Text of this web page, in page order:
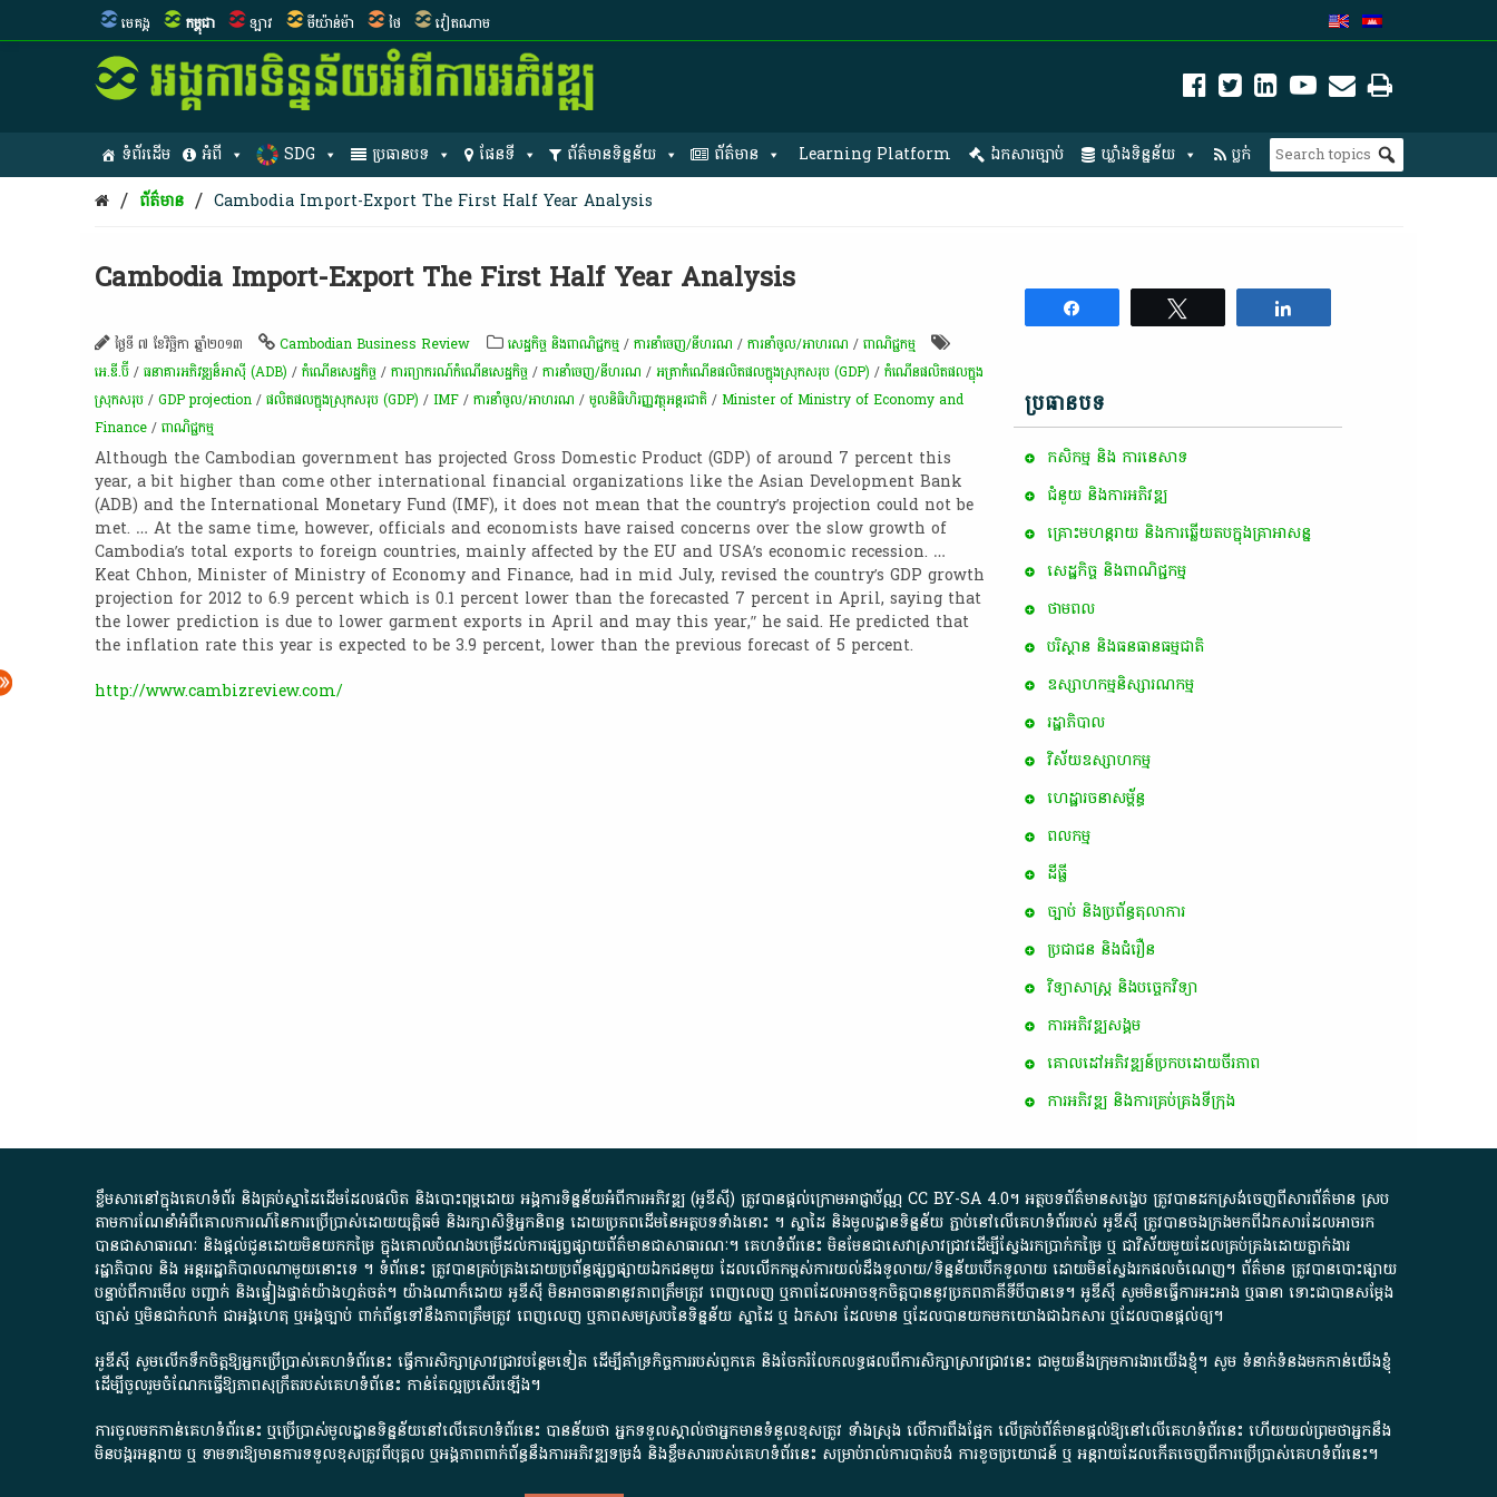
មេគង្គ កម្ពុជា ឡាវ មីយ៉ាន់ម៉ា ថៃ វៀតណាម
ទំព័រដើម អំពី SDG ប្រធានបទ ផែនទី ព័ត៌មានទិន្នន័យ ព័ត៌មាន Learning Platform ឯកសារច្បាប់ ឃ្លាំងទិន្នន័យ ប្លក់
/ ព័ត៌មាន / Cambodia Import-Export The First Half Year Analysis
Cambodia Import-Export The First Half Year Analysis
ថ្ងៃទី ៧ ខែវិច្ឆិកា ឆ្នាំ២០១៣ Cambodian Business Review សេដ្ឋកិច្ច និងពាណិជ្ជកម្ម /ការនាំចេញ/នីហរណ /ការនាំចូល/អាហរណ /ពាណិជ្ជកម្ម
អេ.ឌី.ប៊ី /ធនាគារអភិវឌ្ឍន៏អាស៊ី (ADB) /កំណើន​សេដ្ឋកិច្ច /ការព្យាករណ៍កំណើនសេដ្ឋកិច្ច /ការនាំចេញ/នីហរណ /អត្រា​កំណើន​ផលិតផល​ក្នុង​ស្រុក​សរុប​ (GDP)​ /កំណើនផលិតផលក្នុង
ស្រុកសរុប /GDP projection /ផលិតផលក្នុងស្រុកសរុប (GDP) /IMF /ការនាំចូល/អាហរណ /មូលនិធិហិរញ្ញវត្ថុអន្តរជាតិ /Minister of Ministry of Economy and
Finance /ពាណិជ្ជកម្ម
Although the Cambodian government has projected Gross Domestic Product (GDP) of around 7 percent this
year, a bit higher than come other international financial organizations like the Asian Development Bank
(ADB) and the International Monetary Fund (IMF), it does not mean that the country’s projection could not be
met. … At the same time, however, officials and economists have raised concerns over the slow growth of
Cambodia’s total exports to foreign countries, mainly affected by the EU and USA’s economic recession. …
Keat Chhon, Minister of Ministry of Economy and Finance, had in mid July, revised the country’s GDP growth
projection for 2012 to 6.9 percent which is 0.1 percent lower than the forecasted 7 percent in April, saying that
the lower prediction is due to lower garment exports in April and may this year,” he said. He predicted that
the inflation rate this year is expected to be 3.9 percent, lower than the previous forecast of 5 percent.
http://www.cambizreview.com/
ប្រធានបទ
កសិកម្ម​ និង​ ការ​នេ​សាទ​
ជំនួយ និងការអភិវឌ្ឍ
គ្រោះមហន្តរាយ និងការឆ្លើយតបក្នុងគ្រាអាសន្ន
សេដ្ឋកិច្ច និងពាណិជ្ជកម្ម
ថាមពល
បរិស្ថាន និងធនធានធម្មជាតិ
ឧស្សាហកម្មនិស្សារណកម្ម
រដ្ឋាភិបាល
វិស័យឧស្សាហកម្ម
ហេដ្ឋារចនាសម្ព័ន្ធ
ពល​កម្ម
ដីធ្លី
ច្បាប់ និងប្រព័ន្ធតុលាការ
ប្រជាជន និងជំរឿន
វិទ្យាសាស្ត្រ និងបច្ចេកវិទ្យា
ការ​អភិវឌ្ឍ​សង្គម
គោលដៅ​អភិវឌ្ឍន៍​ប្រកបដោយ​ចីរភាព
ការអភិវឌ្ឍ និងការគ្រប់គ្រងទីក្រុង
ខ្លឹមសារ​នៅ​ក្នុង​គេហទំព័រ និង​គ្រប់​ស្នា​ដៃ​ដើម​ដែល​ផលិត​ និង​បោះពុម្ព​ដោយ​ អង្គការ​ទិន្នន័យ​អំពី​ការអភិវឌ្ឍ​​ (អូ​ឌី​ស៊ី)​ ត្រូវ​បាន​ផ្តល់​ក្រោម​អាជ្ញាប័ណ្ណ​ CC BY-SA 4.0។​ អត្ថបទ​ព័ត៌មាន​សង្ខេប​ ត្រូវ​បាន​ដកស្រង់​ចេញពី​សារព័ត៌មាន ស្រប
តាមការ​ណែនាំ​អំពី​គោលការណ៍​នៃ​ការ​ប្រើប្រាស់​ដោយ​យុត្តិធម៌​ និង​រក្សាសិទ្ធិអ្នកនិពន្ធ ដោយ​ប្រភពដើម​នៃ​​អត្ថបទទាំង​នោះ​ ។​ ស្នាដៃ​ និង​មូលដ្ឋាន​ទិន្នន័យ ​ភ្ជាប់​នៅ​លើ​គេហទំព័រ​របស់​ អូ​ឌី​ស៊ី​ ត្រូវ​បាន​ចងក្រង​មក​ពី​ឯកសារ​ដែល​អាច​រក​
បានជា​សាធារណៈ​ និង​ផ្តល់​ជូន​ដោយ​មិន​យក​កម្រៃ​ ក្នុង​គោលបំណង​បម្រើ​ដល់ការ​ផ្សព្វផ្សាយ​ព័ត៌មាន​ជា​សាធារណៈ​។​ គេហទំព័រ​នេះ​ មិនមែន​ជា​សេវា​ស្រាវជ្រាវ​ដើម្បី​ស្វែងរកប្រាក់​កម្រៃ​ ឬ​ ជា​វិស័យ​មួយ​ដែល​គ្រប់គ្រង​ដោយ​ភ្នាក់ងារ​
រដ្ឋាភិបាល​ និង ​អន្តររដ្ឋាភិបាល​ណាមួយ​នោះ​ទេ ​។​ ទំព័រ​នេះ​ ត្រូវ​បាន​គ្រប់គ្រង​ដោយ​ប្រព័ន្ធ​ផ្សព្វផ្សាយ​ឯកជន​មួយ​ ដែល​លើកកម្ពស់​ការ​យល់​ដឹង​ទូលាយ​/​ទិន្នន័យ​បើក​ទូលាយ​ ដោយ​មិនស្វែង​រក​ផល​ចំណេញ​។​ ព័ត៌មាន​ ត្រូវ​បាន​បោះផ្សាយ​
បន្ទាប់​ពី​ការ​មើល​ បញ្ជាក់​ និង​ផ្ទៀងផ្ទាត់​យ៉ាង​ហ្មត់ចត់​។​ យ៉ាងណា​ក៏​ដោយ​ អូ​ឌី​ស៊ី​ មិន​អាច​ធានា​នូវ​ភាព​ត្រឹមត្រូវ​ ពេញលេញ​ ឬ​ភាព​ដែល​អាច​ទុកចិត្ត​បាននូវ​ប្រភព​ភាគី​ទី​បី​បាន​ទេ​។​ អូ​ឌី​ស៊ី​ សូម​មិន​ធ្វើការ​អះអាង​ ឬ​ធានា​ ទោះជា​បាន​សម្តែង​
ច្បាស់​ ឬ​មិន​ជាក់លាក់​ ជា​អង្គហេតុ​ ឬ​អង្គច្បាប់​ ពាក់ព័ន្ធ​ទៅ​នឹង​ភាព​ត្រឹមត្រូវ​ ពេញលេញ​ ឬ​ភាព​សម​ស្រប​នៃ​ទិន្នន័យ​ ស្នាដៃ​ ឬ​ ឯកសារ​ ដែល​មាន​ ឬ​ដែល​បាន​យក​មក​យោង​ជា​ឯកសារ​ ឬ​ដែល​បាន​ផ្តល់​ឲ្យ​។
អូឌីស៊ី សូមលើកទឹកចិត្តឱ្យអ្នកប្រើប្រាស់គេហទំព័រនេះ ធ្វើការសិក្សាស្រាវជ្រាវបន្ថែមទៀត ដើម្បីគាំទ្រកិច្ចការ​របស់ពួកគេ និងចែករំលែកលទ្ធផលពីការសិក្សាស្រាវជ្រាវនេះ ជាមួយនឹងក្រុមការងារយើងខ្ញុំ។ សូម ទំនាក់ទំនងមកកាន់យើងខ្ញុំ
ដើម្បីចូលរួមចំណែកធ្វើឱ្យភាពសុក្រឹតរបស់គេហទំព័នេះ កាន់តែល្អប្រសើរឡើង។
ការចូលមកកាន់គេហទំព័រនេះ ឬប្រើប្រាស់មូលដ្ឋានទិន្នន័យនៅលើគេហទំព័រនេះ បានន័យថា អ្នកទទួលស្គាល់ថាអ្នកមានទំនួលខុសត្រូវ ទាំងស្រុង លើការពឹងផ្អែក លើគ្រប់ព័ត៌មានផ្តល់ឱ្យនៅលើគេហទំព័រនេះ ហើយយល់ព្រមថាអ្នកនឹង
មិនបង្ករអន្តរាយ ឬ ទាមទារ​ឱ្យមានការទទួលខុស​ត្រូវពីបុគ្គល ឬអង្គភាពពាក់ព័ន្ធនឹងការអភិវឌ្ឍទម្រង់ និងខ្លឹមសាររបស់គេហទំព័រនេះ សម្រាប់រាល់ការបាត់បង់ ការខូចប្រយោជន៍ ឬ អន្តរាយដែលកើតចេញពីការប្រើប្រាស់គេហទំព័រនេះ។